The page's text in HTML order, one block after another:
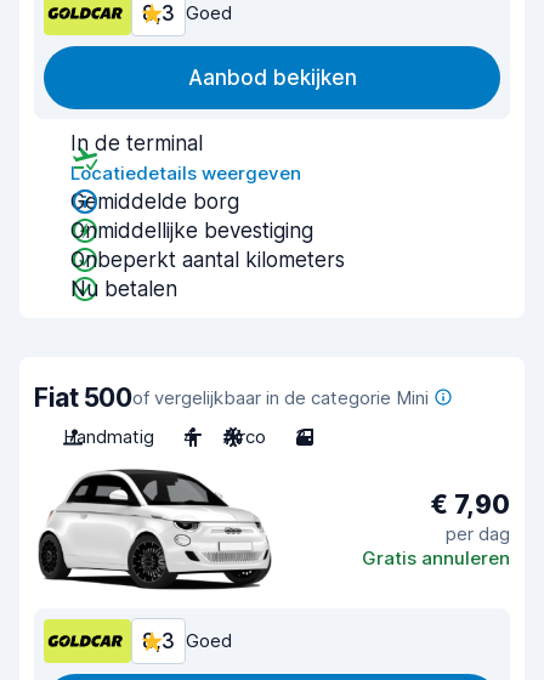
8,3 Goed
Aanbod bekijken
In de terminal
Locatiedetails weergeven
Gemiddelde borg
Onmiddellijke bevestiging
Onbeperkt aantal kilometers
Nu betalen
Fiat 500of vergelijkbaar in de categorie Mini
Handmatig
4 Airco 3
€ 7,90
per dag
Gratis annuleren
8,3 Goed